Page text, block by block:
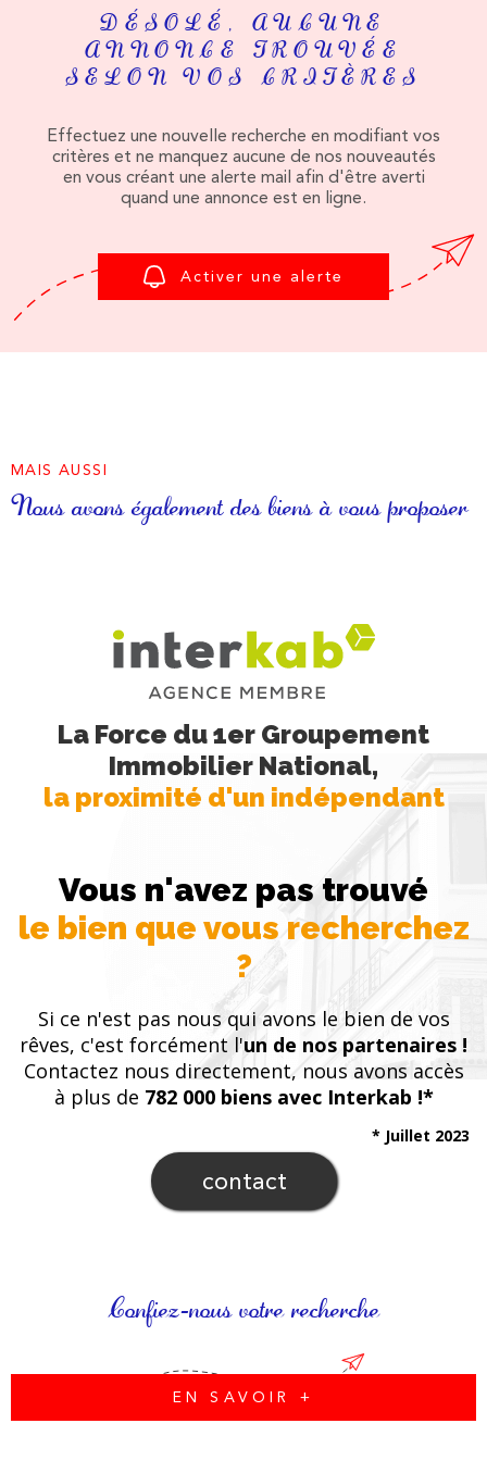
ALERTE E-
CONTACT
DÉSOLÉ, AUCUNE
ANNONCE TROUVÉE
SELON VOS CRITÈRES
Effectuez une nouvelle recherche en modifiant vos
critères et ne manquez aucune de nos nouveautés
en vous créant une alerte mail afin d'être averti
quand une annonce est en ligne.
Activer une alerte
MAIS AUSSI
Nous avons également des biens à vous proposer
La Force du 1er Groupement
Immobilier National,
la proximité d'un indépendant
Vous n'avez pas trouvé
le bien que vous recherchez
?
Si ce n'est pas nous qui avons le bien de vos
rêves, c'est forcément l'un de nos partenaires !
Contactez nous directement, nous avons accès
à plus de 782 000 biens avec Interkab !*
contact
* Juillet 2023
Confiez-nous votre recherche
EN SAVOIR +
CHAMPS
TEXTE
CRITÈRES
SUPPLÉMENTAIRES
RECHERCHER